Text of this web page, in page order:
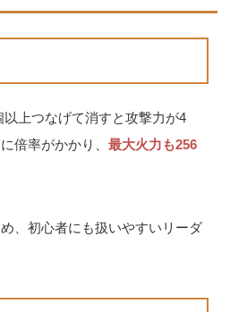
上つなげて消すと攻撃力が4
倍率がかかり、 最大火力も256
、初心者にも扱いやすいリーダ